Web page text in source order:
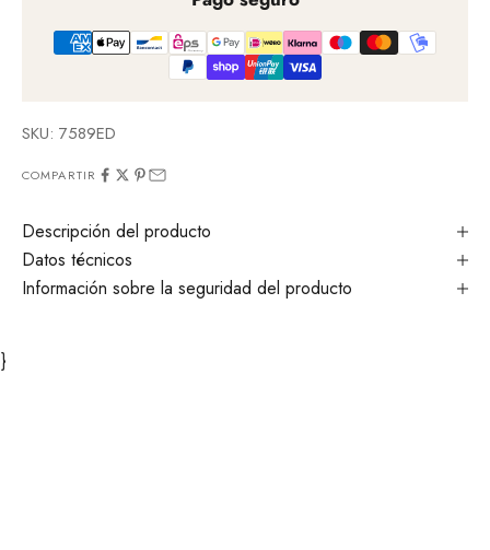
SKU: 7589ED
COMPARTIR
Descripción del producto
Datos técnicos
Información sobre la seguridad del producto
}